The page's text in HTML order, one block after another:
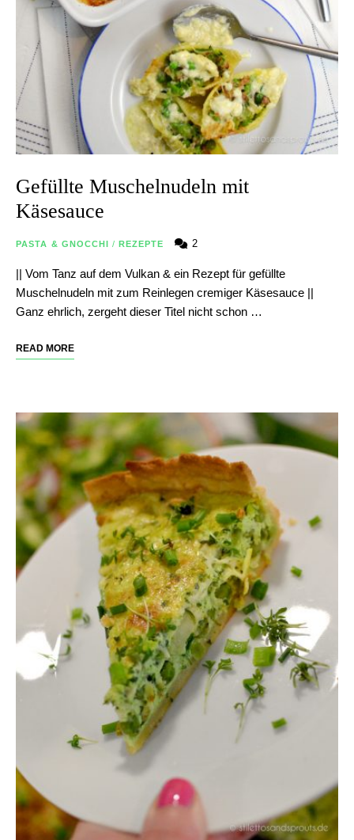
Gefüllte Muschelnudeln mit
Käsesauce
PASTA & GNOCCHI / REZEPTE 2
|| Vom Tanz auf dem Vulkan & ein Rezept für gefüllte
Muschelnudeln mit zum Reinlegen cremiger Käsesauce ||
Ganz ehrlich, zergeht dieser Titel nicht schon …
READ MORE